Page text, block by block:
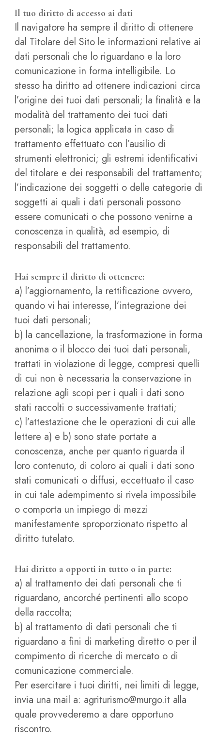
Il tuo diritto di accesso ai dati
Il navigatore ha sempre il diritto di ottenere
dal Titolare del Sito le informazioni relative ai
dati personali che lo riguardano e la loro
comunicazione in forma intelligibile. Lo
stesso ha diritto ad ottenere indicazioni circa
l’origine dei tuoi dati personali; la finalità e la
modalità del trattamento dei tuoi dati
personali; la logica applicata in caso di
trattamento effettuato con l’ausilio di
strumenti elettronici; gli estremi identificativi
del titolare e dei responsabili del trattamento;
l’indicazione dei soggetti o delle categorie di
soggetti ai quali i dati personali possono
essere comunicati o che possono venirne a
conoscenza in qualità, ad esempio, di
responsabili del trattamento.
Hai sempre il diritto di ottenere:
a) l’aggiornamento, la rettificazione ovvero,
quando vi hai interesse, l’integrazione dei
tuoi dati personali;
b) la cancellazione, la trasformazione in forma
anonima o il blocco dei tuoi dati personali,
trattati in violazione di legge, compresi quelli
di cui non è necessaria la conservazione in
relazione agli scopi per i quali i dati sono
stati raccolti o successivamente trattati;
c) l’attestazione che le operazioni di cui alle
lettere a) e b) sono state portate a
conoscenza, anche per quanto riguarda il
loro contenuto, di coloro ai quali i dati sono
stati comunicati o diffusi, eccettuato il caso
in cui tale adempimento si rivela impossibile
o comporta un impiego di mezzi
manifestamente sproporzionato rispetto al
diritto tutelato.
Hai diritto a opporti in tutto o in parte:
a) al trattamento dei dati personali che ti
riguardano, ancorché pertinenti allo scopo
della raccolta;
b) al trattamento di dati personali che ti
riguardano a fini di marketing diretto o per il
compimento di ricerche di mercato o di
comunicazione commerciale.
Per esercitare i tuoi diritti, nei limiti di legge,
invia una mail a: agriturismo@murgo.it alla
quale provvederemo a dare opportuno
riscontro.